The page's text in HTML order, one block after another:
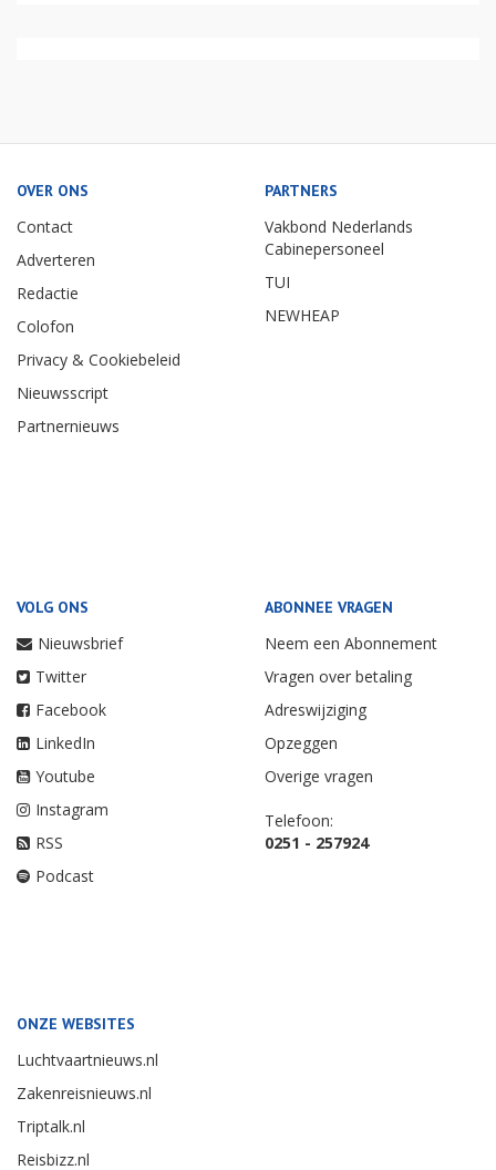
OVER ONS
Contact
Adverteren
Redactie
Colofon
Privacy & Cookiebeleid
Nieuwsscript
Partnernieuws
PARTNERS
Vakbond Nederlands
Cabinepersoneel
TUI
NEWHEAP
VOLG ONS
Nieuwsbrief
Twitter
Facebook
LinkedIn
Youtube
Instagram
RSS
Podcast
ABONNEE VRAGEN
Neem een Abonnement
Vragen over betaling
Adreswijziging
Opzeggen
Overige vragen
Telefoon:
0251 - 257924
ONZE WEBSITES
Luchtvaartnieuws.nl
Zakenreisnieuws.nl
Triptalk.nl
Reisbizz.nl